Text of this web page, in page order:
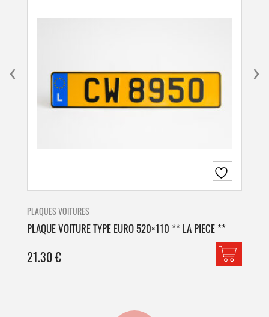
PLAQUES VOITURES
PLAQUE VOITURE TYPE EURO 520×110 ** LA PIECE **
21.30€